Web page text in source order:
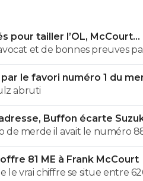
pour tailler l’OL, McCourt
et de bonnes preuves
avec ses différentes
par le favori numéro 1 du
abruti
Buffon écarte
de merde il avait le numéro
81 ME à Frank McCourt
le vrai chiffre se situe entre